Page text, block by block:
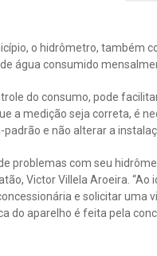
o hidrômetro, também
água consumido
do consumo, pode
a medição seja correta, é
e não alterar a
problemas com seu
Victor Villela Aroeira.
e solicitar uma
do aparelho é feita pela